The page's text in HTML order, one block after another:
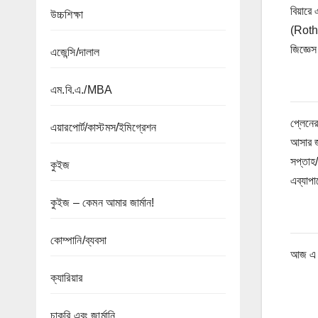
উচ্চশিক্ষা
এজেন্সি/দালাল
এম.বি.এ./MBA
এয়ারপোর্ট/কাস্টমস/ইমিগ্রেশন
কুইজ
কুইজ – কেমন আমার জার্মান!
কোম্পানি/ব্যবসা
ক্যারিয়ার
চাকরি এবং জার্মানি
আসার
সপ্তাহ/
আজ এ